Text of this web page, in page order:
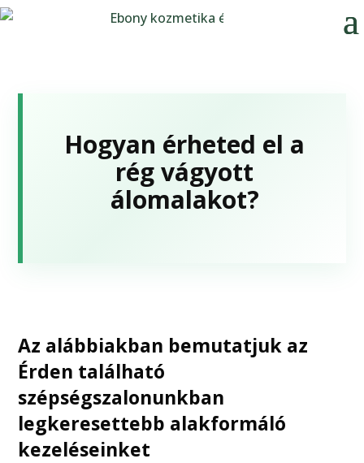
Hogyan érheted el a
rég vágyott
álomalakot?
Az alábbiakban bemutatjuk az
Érden található
szépségszalonunkban
legkeresettebb alakformáló
kezeléseinket